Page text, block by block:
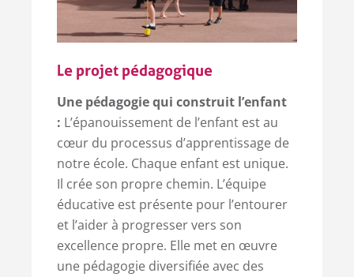
Le projet pédagogique
Une pédagogie qui construit l’enfant
: L’épanouissement de l’enfant est au
cœur du processus d’apprentissage de
notre école. Chaque enfant est unique.
Il crée son propre chemin. L’équipe
éducative est présente pour l’entourer
et l’aider à progresser vers son
excellence propre. Elle met en œuvre
une pédagogie diversifiée avec des